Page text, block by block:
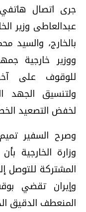
جرى اتصال هاتفي
عبدالعاطى وزير
بالخارج، والسيد
ووزير خارجية
للوقوف على
ولتنسيق الجهد
لخفض التصعيد
وصرح السفير
وزارة الخارجية
المشتركة للتوصل
وإيران تقضي
المنعطف الدقيق